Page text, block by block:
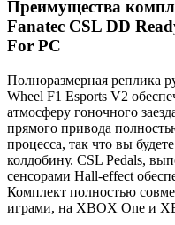
Преимущества
Fanatec CSL DD
For PC
Полноразмерная реплика
Wheel F1 Esports V2
атмосферу гоночного
прямого привода
процесса, так что вы
колдобину. CSL Pedals,
сенсорами Hall-effect
Комплект полностью
играми, на XBOX One и